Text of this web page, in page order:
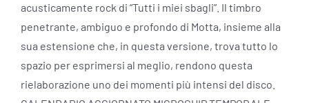
acusticamente rock di “Tutti i miei sbagli”. Il timbro
penetrante, ambiguo e profondo di Motta, insieme alla
sua estensione che, in questa versione, trova tutto lo
spazio per esprimersi al meglio, rendono questa
rielaborazione uno dei momenti più intensi del disco.